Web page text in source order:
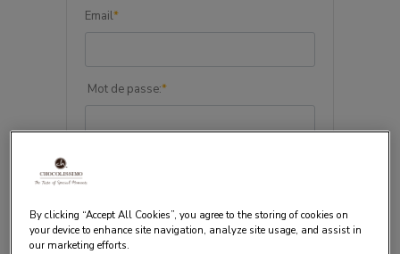
Email*
Mot de passe:*
By clicking “Accept All Cookies”, you agree to the storing of cookies on
your device to enhance site navigation, analyze site usage, and assist in
our marketing efforts.